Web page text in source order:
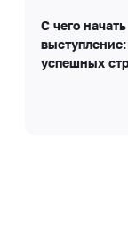
С чего начать
успешных